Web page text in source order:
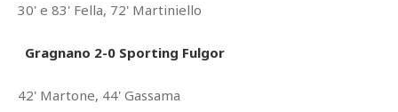
30' e 83' Fella, 72' Martiniello
Gragnano 2-0 Sporting Fulgor
42' Martone, 44' Gassama